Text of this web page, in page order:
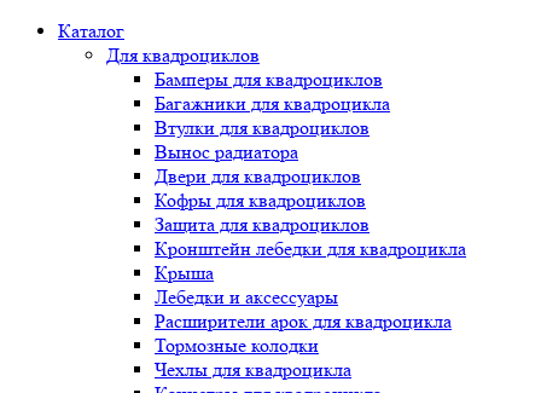
Каталог
Для квадроциклов
Бамперы для квадроциклов
Багажники для квадроцикла
Втулки для квадроциклов
Вынос радиатора
Двери для квадроциклов
Кофры для квадроциклов
Защита для квадроциклов
Кронштейн лебедки для квадроцикла
Крыша
Лебедки и аксессуары
Расширители арок для квадроцикла
Тормозные колодки
Чехлы для квадроцикла